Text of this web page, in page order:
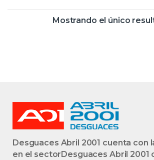
Mostrando el único
Desguaces Abril 2001 cuenta con
en el sectorDesguaces Abril 2001